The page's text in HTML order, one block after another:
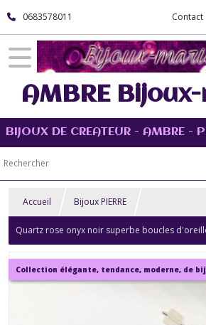
0683578011 Contact
AMBRE
BIJOUX DE CREATEUR - AMBRE -
Accueil Bijoux PIERRE
Quartz rose onyx noir superbe boucles
argent 925 plaqué Bijou femme.